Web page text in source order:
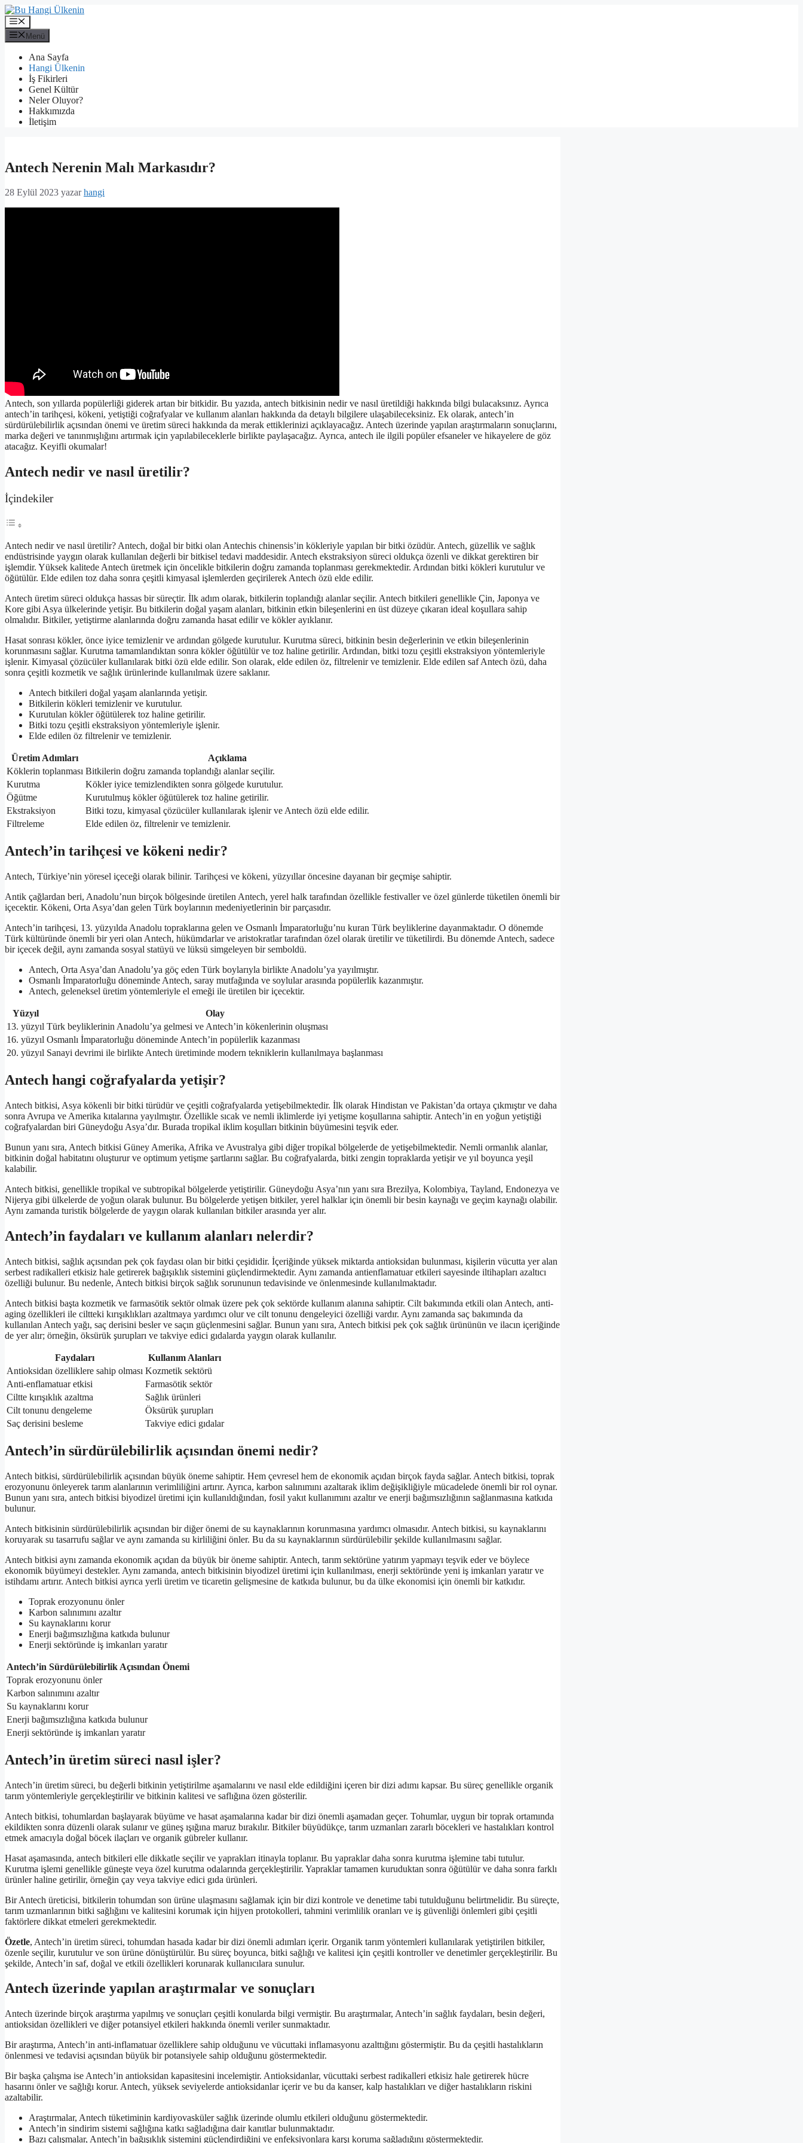
İçeriğe
atla
Menü
Menü
Ana Sayfa
Hangi Ülkenin
İş Fikirleri
Genel Kültür
Neler Oluyor?
Hakkımızda
İletişim
Antech Nerenin Malı Markasıdır?
28 Eylül 2023 yazarhangi
Antech, son yıllarda popülerliği giderek artan bir bitkidir. Bu yazıda, antech bitkisinin nedir ve nasıl üretildiği hakkında bilgi bulacaksınız. Ayrıca
antech’in tarihçesi, kökeni, yetiştiği coğrafyalar ve kullanım alanları hakkında da detaylı bilgilere ulaşabileceksiniz. Ek olarak, antech’in
sürdürülebilirlik açısından önemi ve üretim süreci hakkında da merak ettiklerinizi açıklayacağız. Antech üzerinde yapılan araştırmaların sonuçlarını,
marka değeri ve tanınmışlığını artırmak için yapılabileceklerle birlikte paylaşacağız. Ayrıca, antech ile ilgili popüler efsaneler ve hikayelere de göz
atacağız. Keyifli okumalar!
Antech nedir ve nasıl üretilir?
İçindekiler
Antech nedir ve nasıl üretilir? Antech, doğal bir bitki olan Antechis chinensis’in kökleriyle yapılan bir bitki özüdür. Antech, güzellik ve sağlık
endüstrisinde yaygın olarak kullanılan değerli bir bitkisel tedavi maddesidir. Antech ekstraksiyon süreci oldukça özenli ve dikkat gerektiren bir
işlemdir. Yüksek kalitede Antech üretmek için öncelikle bitkilerin doğru zamanda toplanması gerekmektedir. Ardından bitki kökleri kurutulur ve
öğütülür. Elde edilen toz daha sonra çeşitli kimyasal işlemlerden geçirilerek Antech özü elde edilir.
Antech üretim süreci oldukça hassas bir süreçtir. İlk adım olarak, bitkilerin toplandığı alanlar seçilir. Antech bitkileri genellikle Çin, Japonya ve
Kore gibi Asya ülkelerinde yetişir. Bu bitkilerin doğal yaşam alanları, bitkinin etkin bileşenlerini en üst düzeye çıkaran ideal koşullara sahip
olmalıdır. Bitkiler, yetiştirme alanlarında doğru zamanda hasat edilir ve kökler ayıklanır.
Hasat sonrası kökler, önce iyice temizlenir ve ardından gölgede kurutulur. Kurutma süreci, bitkinin besin değerlerinin ve etkin bileşenlerinin
korunmasını sağlar. Kurutma tamamlandıktan sonra kökler öğütülür ve toz haline getirilir. Ardından, bitki tozu çeşitli ekstraksiyon yöntemleriyle
işlenir. Kimyasal çözücüler kullanılarak bitki özü elde edilir. Son olarak, elde edilen öz, filtrelenir ve temizlenir. Elde edilen saf Antech özü, daha
sonra çeşitli kozmetik ve sağlık ürünlerinde kullanılmak üzere saklanır.
Antech bitkileri doğal yaşam alanlarında yetişir.
Bitkilerin kökleri temizlenir ve kurutulur.
Kurutulan kökler öğütülerek toz haline getirilir.
Bitki tozu çeşitli ekstraksiyon yöntemleriyle işlenir.
Elde edilen öz filtrelenir ve temizlenir.
Üretim Adımları
Açıklama
Köklerin toplanması Bitkilerin doğru zamanda toplandığı alanlar seçilir.
Kurutma
Kökler iyice temizlendikten sonra gölgede kurutulur.
Öğütme
Kurutulmuş kökler öğütülerek toz haline getirilir.
Ekstraksiyon
Bitki tozu, kimyasal çözücüler kullanılarak işlenir ve Antech özü elde edilir.
Filtreleme
Elde edilen öz, filtrelenir ve temizlenir.
Antech’in tarihçesi ve kökeni nedir?
Antech, Türkiye’nin yöresel içeceği olarak bilinir. Tarihçesi ve kökeni, yüzyıllar öncesine dayanan bir geçmişe sahiptir.
Antik çağlardan beri, Anadolu’nun birçok bölgesinde üretilen Antech, yerel halk tarafından özellikle festivaller ve özel günlerde tüketilen önemli bir
içecektir. Kökeni, Orta Asya’dan gelen Türk boylarının medeniyetlerinin bir parçasıdır.
Antech’in tarihçesi, 13. yüzyılda Anadolu topraklarına gelen ve Osmanlı İmparatorluğu’nu kuran Türk beyliklerine dayanmaktadır. O dönemde
Türk kültüründe önemli bir yeri olan Antech, hükümdarlar ve aristokratlar tarafından özel olarak üretilir ve tüketilirdi. Bu dönemde Antech, sadece
bir içecek değil, aynı zamanda sosyal statüyü ve lüksü simgeleyen bir semboldü.
Antech, Orta Asya’dan Anadolu’ya göç eden Türk boylarıyla birlikte Anadolu’ya yayılmıştır.
Osmanlı İmparatorluğu döneminde Antech, saray mutfağında ve soylular arasında popülerlik kazanmıştır.
Antech, geleneksel üretim yöntemleriyle el emeği ile üretilen bir içecektir.
Yüzyıl
Olay
13. yüzyıl Türk beyliklerinin Anadolu’ya gelmesi ve Antech’in kökenlerinin oluşması
16. yüzyıl Osmanlı İmparatorluğu döneminde Antech’in popülerlik kazanması
20. yüzyıl Sanayi devrimi ile birlikte Antech üretiminde modern tekniklerin kullanılmaya başlanması
Antech hangi coğrafyalarda yetişir?
Antech bitkisi, Asya kökenli bir bitki türüdür ve çeşitli coğrafyalarda yetişebilmektedir. İlk olarak Hindistan ve Pakistan’da ortaya çıkmıştır ve daha
sonra Avrupa ve Amerika kıtalarına yayılmıştır. Özellikle sıcak ve nemli iklimlerde iyi yetişme koşullarına sahiptir. Antech’in en yoğun yetiştiği
coğrafyalardan biri Güneydoğu Asya’dır. Burada tropikal iklim koşulları bitkinin büyümesini teşvik eder.
Bunun yanı sıra, Antech bitkisi Güney Amerika, Afrika ve Avustralya gibi diğer tropikal bölgelerde de yetişebilmektedir. Nemli ormanlık alanlar,
bitkinin doğal habitatını oluşturur ve optimum yetişme şartlarını sağlar. Bu coğrafyalarda, bitki zengin topraklarda yetişir ve yıl boyunca yeşil
kalabilir.
Antech bitkisi, genellikle tropikal ve subtropikal bölgelerde yetiştirilir. Güneydoğu Asya’nın yanı sıra Brezilya, Kolombiya, Tayland, Endonezya ve
Nijerya gibi ülkelerde de yoğun olarak bulunur. Bu bölgelerde yetişen bitkiler, yerel halklar için önemli bir besin kaynağı ve geçim kaynağı olabilir.
Aynı zamanda turistik bölgelerde de yaygın olarak kullanılan bitkiler arasında yer alır.
Antech’in faydaları ve kullanım alanları nelerdir?
Antech bitkisi, sağlık açısından pek çok faydası olan bir bitki çeşididir. İçeriğinde yüksek miktarda antioksidan bulunması, kişilerin vücutta yer alan
serbest radikalleri etkisiz hale getirerek bağışıklık sistemini güçlendirmektedir. Aynı zamanda antienflamatuar etkileri sayesinde iltihapları azaltıcı
özelliği bulunur. Bu nedenle, Antech bitkisi birçok sağlık sorununun tedavisinde ve önlenmesinde kullanılmaktadır.
Antech bitkisi başta kozmetik ve farmasötik sektör olmak üzere pek çok sektörde kullanım alanına sahiptir. Cilt bakımında etkili olan Antech, anti-
aging özellikleri ile ciltteki kırışıklıkları azaltmaya yardımcı olur ve cilt tonunu dengeleyici özelliği vardır. Aynı zamanda saç bakımında da
kullanılan Antech yağı, saç derisini besler ve saçın güçlenmesini sağlar. Bunun yanı sıra, Antech bitkisi pek çok sağlık ürününün ve ilacın içeriğinde
de yer alır; örneğin, öksürük şurupları ve takviye edici gıdalarda yaygın olarak kullanılır.
Faydaları
Kullanım Alanları
Antioksidan özelliklere sahip olması Kozmetik sektörü
Anti-enflamatuar etkisi
Farmasötik sektör
Ciltte kırışıklık azaltma
Sağlık ürünleri
Cilt tonunu dengeleme
Öksürük şurupları
Saç derisini besleme
Takviye edici gıdalar
Antech’in sürdürülebilirlik açısından önemi nedir?
Antech bitkisi, sürdürülebilirlik açısından büyük öneme sahiptir. Hem çevresel hem de ekonomik açıdan birçok fayda sağlar. Antech bitkisi, toprak
erozyonunu önleyerek tarım alanlarının verimliliğini artırır. Ayrıca, karbon salınımını azaltarak iklim değişikliğiyle mücadelede önemli bir rol oynar.
Bunun yanı sıra, antech bitkisi biyodizel üretimi için kullanıldığından, fosil yakıt kullanımını azaltır ve enerji bağımsızlığının sağlanmasına katkıda
bulunur.
Antech bitkisinin sürdürülebilirlik açısından bir diğer önemi de su kaynaklarının korunmasına yardımcı olmasıdır. Antech bitkisi, su kaynaklarını
koruyarak su tasarrufu sağlar ve aynı zamanda su kirliliğini önler. Bu da su kaynaklarının sürdürülebilir şekilde kullanılmasını sağlar.
Antech bitkisi aynı zamanda ekonomik açıdan da büyük bir öneme sahiptir. Antech, tarım sektörüne yatırım yapmayı teşvik eder ve böylece
ekonomik büyümeyi destekler. Aynı zamanda, antech bitkisinin biyodizel üretimi için kullanılması, enerji sektöründe yeni iş imkanları yaratır ve
istihdamı artırır. Antech bitkisi ayrıca yerli üretim ve ticaretin gelişmesine de katkıda bulunur, bu da ülke ekonomisi için önemli bir katkıdır.
Toprak erozyonunu önler
Karbon salınımını azaltır
Su kaynaklarını korur
Enerji bağımsızlığına katkıda bulunur
Enerji sektöründe iş imkanları yaratır
Antech’in Sürdürülebilirlik Açısından Önemi
Toprak erozyonunu önler
Karbon salınımını azaltır
Su kaynaklarını korur
Enerji bağımsızlığına katkıda bulunur
Enerji sektöründe iş imkanları yaratır
Antech’in üretim süreci nasıl işler?
Antech’in üretim süreci, bu değerli bitkinin yetiştirilme aşamalarını ve nasıl elde edildiğini içeren bir dizi adımı kapsar. Bu süreç genellikle organik
tarım yöntemleriyle gerçekleştirilir ve bitkinin kalitesi ve saflığına özen gösterilir.
Antech bitkisi, tohumlardan başlayarak büyüme ve hasat aşamalarına kadar bir dizi önemli aşamadan geçer. Tohumlar, uygun bir toprak ortamında
ekildikten sonra düzenli olarak sulanır ve güneş ışığına maruz bırakılır. Bitkiler büyüdükçe, tarım uzmanları zararlı böcekleri ve hastalıkları kontrol
etmek amacıyla doğal böcek ilaçları ve organik gübreler kullanır.
Hasat aşamasında, antech bitkileri elle dikkatle seçilir ve yaprakları itinayla toplanır. Bu yapraklar daha sonra kurutma işlemine tabi tutulur.
Kurutma işlemi genellikle güneşte veya özel kurutma odalarında gerçekleştirilir. Yapraklar tamamen kuruduktan sonra öğütülür ve daha sonra farklı
ürünler haline getirilir, örneğin çay veya takviye edici gıda ürünleri.
Bir Antech üreticisi, bitkilerin tohumdan son ürüne ulaşmasını sağlamak için bir dizi kontrole ve denetime tabi tutulduğunu belirtmelidir. Bu süreçte,
tarım uzmanlarının bitki sağlığını ve kalitesini korumak için hijyen protokolleri, tahmini verimlilik oranları ve iş güvenliği önlemleri gibi çeşitli
faktörlere dikkat etmeleri gerekmektedir.
Özetle, Antech’in üretim süreci, tohumdan hasada kadar bir dizi önemli adımları içerir. Organik tarım yöntemleri kullanılarak yetiştirilen bitkiler,
özenle seçilir, kurutulur ve son ürüne dönüştürülür. Bu süreç boyunca, bitki sağlığı ve kalitesi için çeşitli kontroller ve denetimler gerçekleştirilir. Bu
şekilde, Antech’in saf, doğal ve etkili özellikleri korunarak kullanıcılara sunulur.
Antech üzerinde yapılan araştırmalar ve sonuçları
Antech üzerinde birçok araştırma yapılmış ve sonuçları çeşitli konularda bilgi vermiştir. Bu araştırmalar, Antech’in sağlık faydaları, besin değeri,
antioksidan özellikleri ve diğer potansiyel etkileri hakkında önemli veriler sunmaktadır.
Bir araştırma, Antech’in anti-inflamatuar özelliklere sahip olduğunu ve vücuttaki inflamasyonu azalttığını göstermiştir. Bu da çeşitli hastalıkların
önlenmesi ve tedavisi açısından büyük bir potansiyele sahip olduğunu göstermektedir.
Bir başka çalışma ise Antech’in antioksidan kapasitesini incelemiştir. Antioksidanlar, vücuttaki serbest radikalleri etkisiz hale getirerek hücre
hasarını önler ve sağlığı korur. Antech, yüksek seviyelerde antioksidanlar içerir ve bu da kanser, kalp hastalıkları ve diğer hastalıkların riskini
azaltabilir.
Araştırmalar, Antech tüketiminin kardiyovasküler sağlık üzerinde olumlu etkileri olduğunu göstermektedir.
Antech’in sindirim sistemi sağlığına katkı sağladığına dair kanıtlar bulunmaktadır.
Bazı çalışmalar, Antech’in bağışıklık sistemini güçlendirdiğini ve enfeksiyonlara karşı koruma sağladığını göstermektedir.